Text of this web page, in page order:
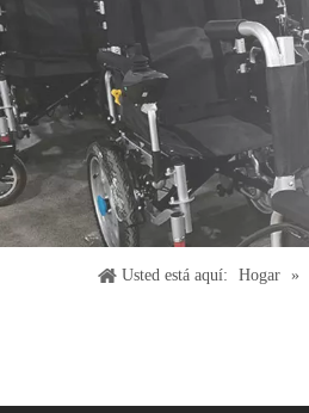
Usted está aquí: Hogar »